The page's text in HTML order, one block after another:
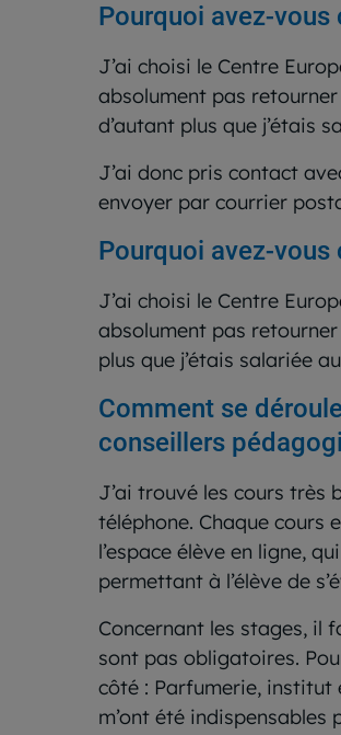
Pourquoi avez-
J’ai choisi le Centre
absolument pas retourner
d’autant plus que j’étais
J’ai donc pris contact
envoyer par courrier
Pourquoi avez-
J’ai choisi le Centre
absolument pas retourner
plus que j’étais salariée
Comment se
conseillers
J’ai trouvé les cours très
téléphone. Chaque cours
l’espace élève en ligne,
permettant à l’élève de
Concernant les stages, il
sont pas obligatoires.
côté : Parfumerie, institut
m’ont été